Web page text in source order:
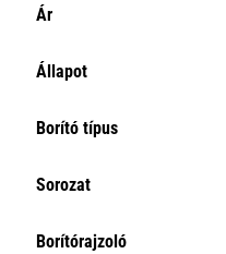
Ár
Ár
Állapot
Borító típus
Sorozat
Borítórajzoló